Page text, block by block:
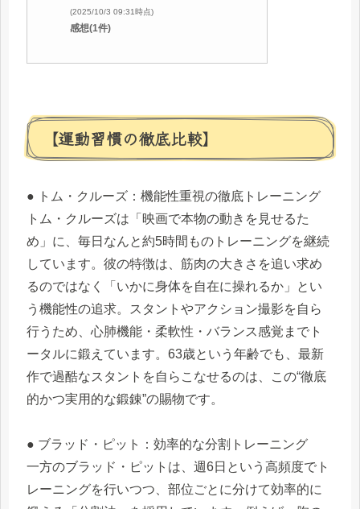
(2025/10/3 09:31時点)
感想(1件)
【運動習慣の徹底比較】
● トム・クルーズ：機能性重視の徹底トレーニング
トム・クルーズは「映画で本物の動きを見せるた
め」に、毎日なんと約5時間ものトレーニングを継続
しています。彼の特徴は、筋肉の大きさを追い求め
るのではなく「いかに身体を自在に操れるか」とい
う機能性の追求。スタントやアクション撮影を自ら
行うため、心肺機能・柔軟性・バランス感覚までト
ータルに鍛えています。63歳という年齢でも、最新
作で過酷なスタントを自らこなせるのは、この“徹底
的かつ実用的な鍛錬”の賜物です。
● ブラッド・ピット：効率的な分割トレーニング
一方のブラッド・ピットは、週6日という高頻度でト
レーニングを行いつつ、部位ごとに分けて効率的に